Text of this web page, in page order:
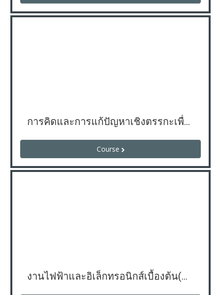
การคิดและการแก้ปัญหาเชิงตรรกะเพื่อการสร้างนวัตกรรม
Course
งานไฟฟ้าและอิเล็กทรอนิกส์เบื้องต้น(ครูอภิชาติ)